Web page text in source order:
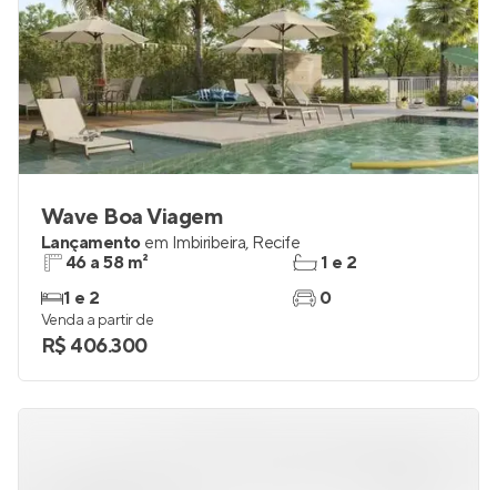
Wave Boa Viagem
Lançamento em Imbiribeira, Recife
46 a 58 m²
1 e 2
1 e 2
0
Venda a partir de
R$ 406.300